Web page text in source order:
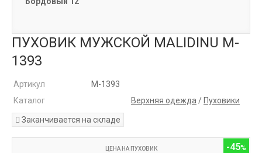
ПУХОВИК МУЖСКОЙ MALIDINU M-
1393
Артикул
M-1393
Каталог
Верхняя одежда / Пуховики
Заканчивается на складе
-45
ЦЕНА НА ПУХОВИК